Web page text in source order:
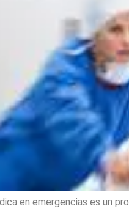
en emergencias es un